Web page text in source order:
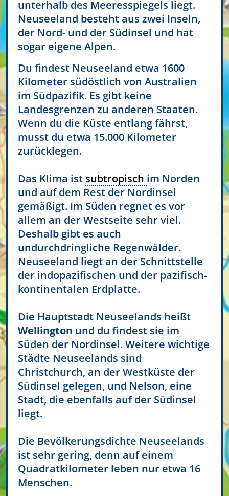
unterhalb des Meeresspiegels liegt.
Neuseeland besteht aus zwei Inseln,
der Nord- und der Südinsel und hat
sogar eigene Alpen.
Du findest Neuseeland etwa 1600
Kilometer südöstlich von Australien
im Südpazifik. Es gibt keine
Landesgrenzen zu anderen Staaten.
Wenn du die Küste entlang fährst,
musst du etwa 15.000 Kilometer
zurücklegen.
Das Klima ist subtropisch im Norden
und auf dem Rest der Nordinsel
gemäßigt. Im Süden regnet es vor
allem an der Westseite sehr viel.
Deshalb gibt es auch
undurchdringliche Regenwälder.
Neuseeland liegt an der Schnittstelle
der indopazifischen und der pazifisch-
kontinentalen Erdplatte.
Die Hauptstadt Neuseelands heißt
Wellington und du findest sie im
Süden der Nordinsel. Weitere wichtige
Städte Neuseelands sind
Christchurch, an der Westküste der
Südinsel gelegen, und Nelson, eine
Stadt, die ebenfalls auf der Südinsel
liegt.
Die Bevölkerungsdichte Neuseelands
ist sehr gering, denn auf einem
Quadratkilometer leben nur etwa 16
Menschen.